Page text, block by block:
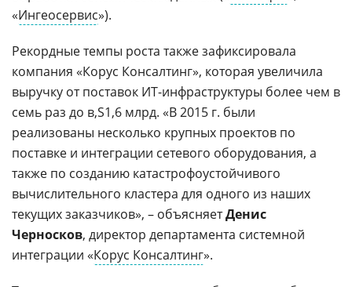
«Ингеосервис»).
Рекордные темпы роста также зафиксировала
компания «Корус Консалтинг», которая увеличила
выручку от поставок ИТ-инфраструктуры более чем в
семь раз до
1,6 млрд. «В 2015 г. были
реализованы несколько крупных проектов по
поставке и интеграции сетевого оборудования, а
также по созданию катастрофоустойчивого
вычислительного кластера для одного из наших
текущих заказчиков», – объясняетДенис
Черносков, директор департамента системной
интеграции «Корус Консалтинг».